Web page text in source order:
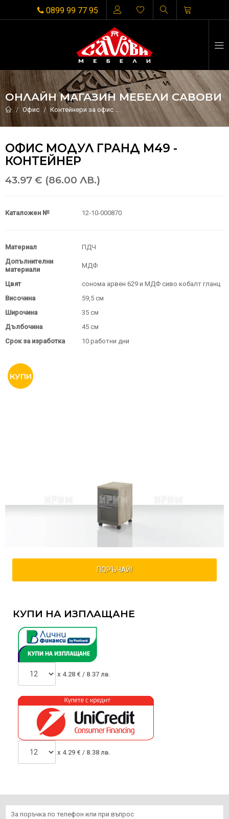
0899 99 77 95
ОНЛАЙН МАГАЗИН МЕБЕЛИ САВОВИ
Офис Контейнери за офис Офис модул Гранд М49 -
ОФИС МОДУЛ ГРАНД М49 -
КОНТЕЙНЕР
43.97 € (86.00 ЛВ.)
Каталожен № 12-10-000870
Материал
ПДЧ
Допълнителни
материали
МДФ
Цвят
сонома арвен 629 и МДФ сиво кобалт гланц
Височина
59,5 см
Широчина
35 см
Дълбочина
45 см
Срок за изработка
10 работни дни
ПОРЪЧАЙ!
КУПИ НА ИЗПЛАЩАНЕ
x 4.28 € / 8.37 лв.
x 4.29 € / 8.38 лв.
За поръчка по телефон или при въпрос